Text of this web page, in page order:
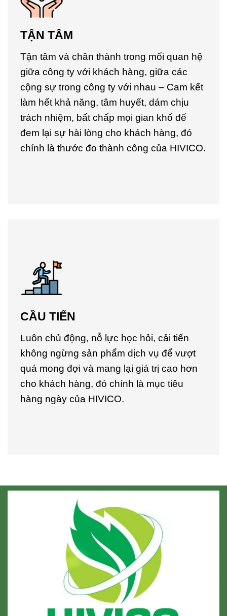
TẬN TÂM
Tận tâm và chân thành trong mối quan hệ
giữa công ty với khách hàng, giữa các
cộng sự trong công ty với nhau – Cam kết
làm hết khả năng, tâm huyết, dám chịu
trách nhiệm, bất chấp mọi gian khổ để
đem lại sự hài lòng cho khách hàng, đó
chính là thước đo thành công của HIVICO.
CẦU TIẾN
Luôn chủ động, nỗ lực học hỏi, cải tiến
không ngừng sản phẩm dịch vụ để vượt
quá mong đợi và mang lại giá trị cao hơn
cho khách hàng, đó chính là mục tiêu
hàng ngày của HIVICO.